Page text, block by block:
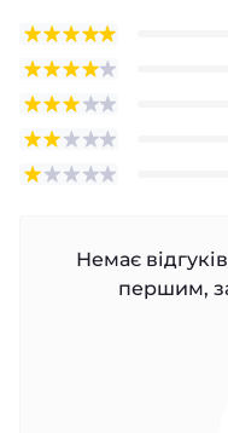
Немає
першим,